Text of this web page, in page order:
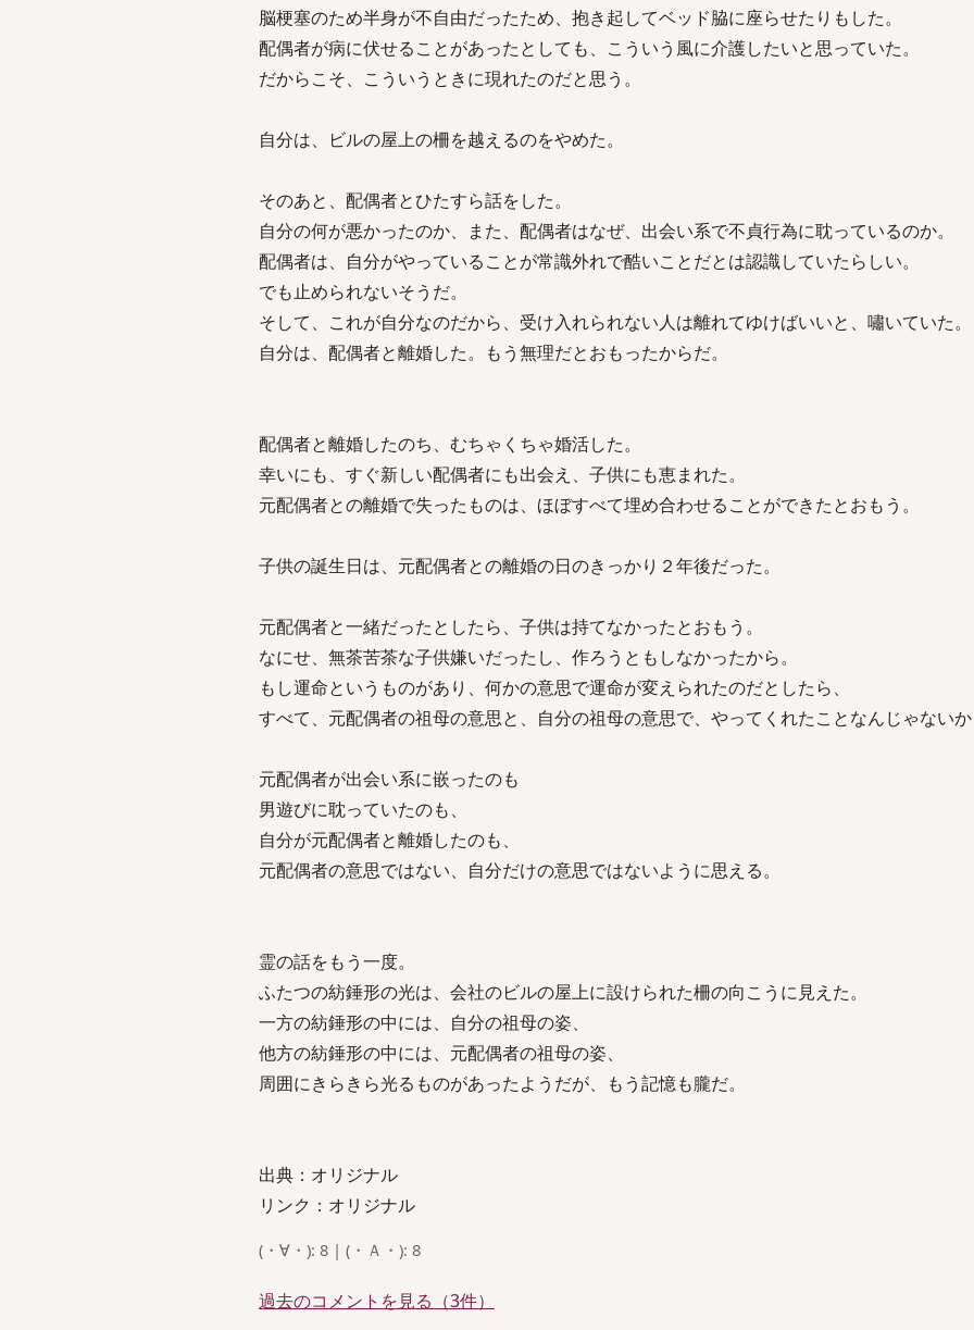
脳梗塞のため半身が不自由だったため、抱き起してベッド脇に座らせたりもした。
配偶者が病に伏せることがあったとしても、こういう風に介護したいと思っていた。
だからこそ、こういうときに現れたのだと思う。
自分は、ビルの屋上の柵を越えるのをやめた。
そのあと、配偶者とひたすら話をした。
自分の何が悪かったのか、また、配偶者はなぜ、出会い系で不貞行為に耽っているのか。
配偶者は、自分がやっていることが常識外れで酷いことだとは認識していたらしい。
でも止められないそうだ。
そして、これが自分なのだから、受け入れられない人は離れてゆけばいいと、嘯いていた。
自分は、配偶者と離婚した。もう無理だとおもったからだ。
配偶者と離婚したのち、むちゃくちゃ婚活した。
幸いにも、すぐ新しい配偶者にも出会え、子供にも恵まれた。
元配偶者との離婚で失ったものは、ほぼすべて埋め合わせることができたとおもう。
子供の誕生日は、元配偶者との離婚の日のきっかり２年後だった。
元配偶者と一緒だったとしたら、子供は持てなかったとおもう。
なにせ、無茶苦茶な子供嫌いだったし、作ろうともしなかったから。
もし運命というものがあり、何かの意思で運命が変えられたのだとしたら、
すべて、元配偶者の祖母の意思と、自分の祖母の意思で、やってくれたことなんじゃない
元配偶者が出会い系に嵌ったのも
男遊びに耽っていたのも、
自分が元配偶者と離婚したのも、
元配偶者の意思ではない、自分だけの意思ではないように思える。
霊の話をもう一度。
ふたつの紡錘形の光は、会社のビルの屋上に設けられた柵の向こうに見えた。
一方の紡錘形の中には、自分の祖母の姿、
他方の紡錘形の中には、元配偶者の祖母の姿、
周囲にきらきら光るものがあったようだが、もう記憶も朧だ。
出典：オリジナル
リンク：オリジナル
(・∀・): 8 | (・Ａ・): 8
過去のコメントを見る（3件）